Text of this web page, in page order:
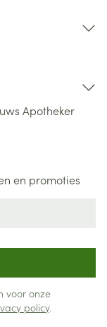
Apotheker
en promoties
voor onze
policy.